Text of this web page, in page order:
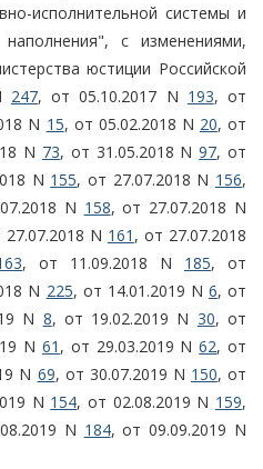
исполнительной системы и
с изменениями,
юстиции Российской
247, от 05.10.2017 N 193, от
N 15, от 05.02.2018 N 20, от
N 73, от 31.05.2018 N97, от
N 155, от 27.07.2018 N 156,
N 158, от 27.07.2018 N
N 161 , от 27.07.2018
, от 11.09.2018 N 185, от
N 225, от 14.01.2019 N 6, от
N 8, от 19.02.2019 N 30, от
N 61 , от 29.03.2019 N62, от
N 69, от 30.07.2019 N 150, от
N 154, от 02.08.2019 N 159,
N 184, от 09.09.2019 N